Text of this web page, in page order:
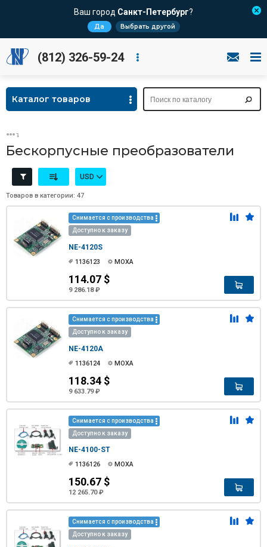
Ваш город Санкт-Петербург?
Да Выбрать другой
(812) 326-59-24
Каталог товаров
Бескорпусные преобразователи
USD
Товаров в категории: 47
Снимается с производства
Доступно к заказу
NE-4120S
1136123 MOXA
114.07 $
9 286.18 ₽
Снимается с производства
Доступно к заказу
NE-4120A
1136124 MOXA
118.34 $
9 633.79 ₽
Снимается с производства
Доступно к заказу
NE-4100-ST
1136126 MOXA
150.67 $
12 265.70 ₽
Снимается с производства
Доступно к заказу